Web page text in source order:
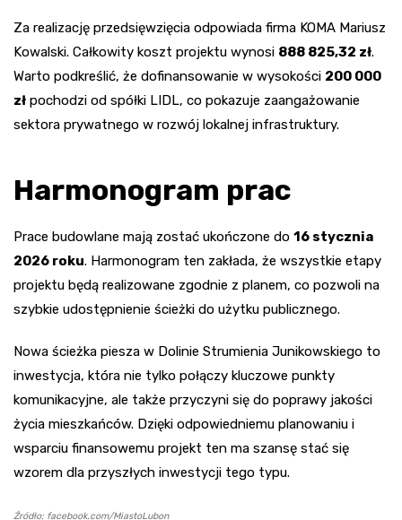
Za realizację przedsięwzięcia odpowiada firma KOMA Mariusz
Kowalski. Całkowity koszt projektu wynosi 888 825,32 zł.
Warto podkreślić, że dofinansowanie w wysokości 200 000
zł pochodzi od spółki LIDL, co pokazuje zaangażowanie
sektora prywatnego w rozwój lokalnej infrastruktury.
Harmonogram prac
Prace budowlane mają zostać ukończone do 16 stycznia
2026 roku. Harmonogram ten zakłada, że wszystkie etapy
projektu będą realizowane zgodnie z planem, co pozwoli na
szybkie udostępnienie ścieżki do użytku publicznego.
Nowa ścieżka piesza w Dolinie Strumienia Junikowskiego to
inwestycja, która nie tylko połączy kluczowe punkty
komunikacyjne, ale także przyczyni się do poprawy jakości
życia mieszkańców. Dzięki odpowiedniemu planowaniu i
wsparciu finansowemu projekt ten ma szansę stać się
wzorem dla przyszłych inwestycji tego typu.
Źródło: facebook.com/MiastoLubon